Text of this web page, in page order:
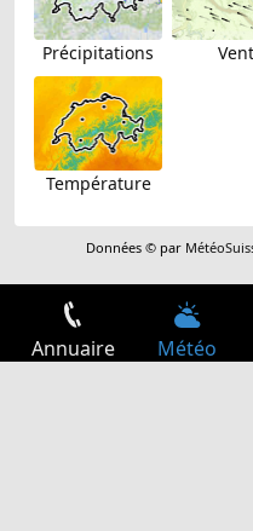
Précipitations Vent
Température
Données © par
Annuaire Météo